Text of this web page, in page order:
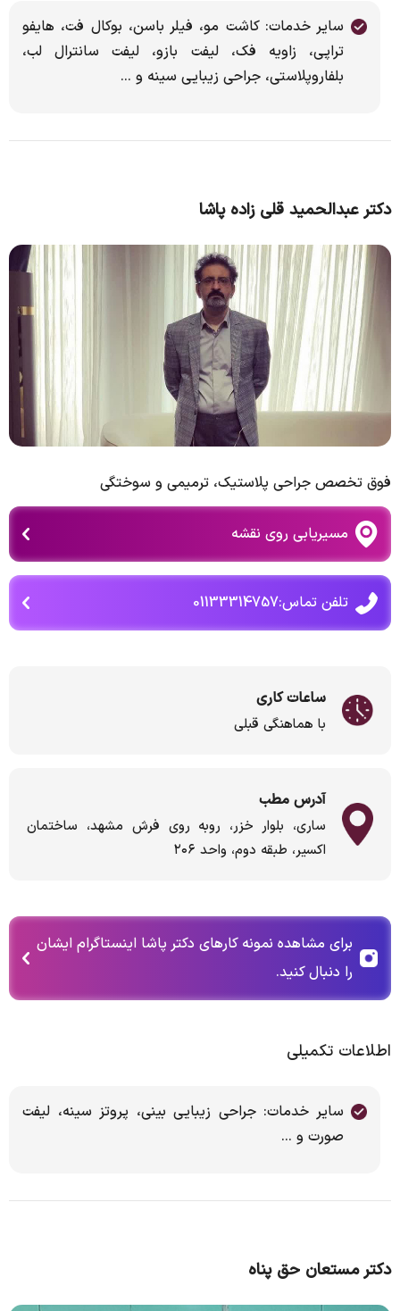
سایر خدمات: کاشت مو، فیلر باسن، بوکال فت، هایفو
تراپی، زاویه فک، لیفت بازو، لیفت سانترال لب،
بلفاروپلاستی، جراحی زیبایی سینه و ...
دکتر عبدالحمید قلی زاده پاشا
فوق تخصص جراحی پلاستیک، ترمیمی و سوختگی
مسیریابی روی نقشه
تلفن تماس:01133314757
ساعات کاری
با هماهنگی قبلی
آدرس مطب
ساری، بلوار خزر، روبه روی فرش مشهد، ساختمان
اکسیر، طبقه دوم، واحد ۲۰۶
برای مشاهده نمونه کارهای دکتر پاشا اینستاگرام ایشان
را دنبال کنید.
اطلاعات تکمیلی
سایر خدمات: جراحی زیبایی بینی، پروتز سینه، لیفت
صورت و ...
دکتر مستعان حق پناه